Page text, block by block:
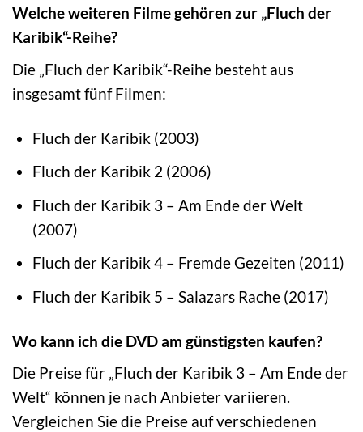
Welche weiteren Filme gehören zur „Fluch der
Karibik“-Reihe?
Die „Fluch der Karibik“-Reihe besteht aus
insgesamt fünf Filmen:
Fluch der Karibik (2003)
Fluch der Karibik 2 (2006)
Fluch der Karibik 3 – Am Ende der Welt
(2007)
Fluch der Karibik 4 – Fremde Gezeiten (2011)
Fluch der Karibik 5 – Salazars Rache (2017)
Wo kann ich die DVD am günstigsten kaufen?
Die Preise für „Fluch der Karibik 3 – Am Ende der
Welt“ können je nach Anbieter variieren.
Vergleichen Sie die Preise auf verschiedenen